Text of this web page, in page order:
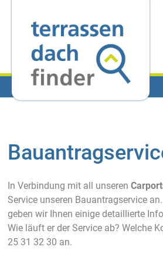
In Verbindung mit all unseren
Service unseren Bauantragservice
geben wir Ihnen einige detaillierte
Wie läuft er der Service ab? Welche
25 31 32 30 an.